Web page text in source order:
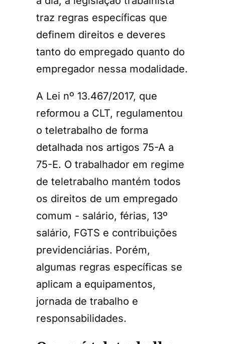
traz regras específicas que
definem direitos e deveres
tanto do empregado quanto do
empregador nessa modalidade.
A Lei nº 13.467/2017, que
reformou a CLT, regulamentou
o teletrabalho de forma
detalhada nos artigos 75-A a
75-E. O trabalhador em regime
de teletrabalho mantém todos
os direitos de um empregado
comum - salário, férias, 13º
salário, FGTS e contribuições
previdenciárias. Porém,
algumas regras específicas se
aplicam a equipamentos,
jornada de trabalho e
responsabilidades.